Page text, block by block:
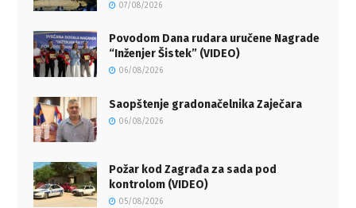
07/08/2026
Povodom Dana rudara uručene Nagrade
“Inženjer Šistek” (VIDEO)
06/08/2026
Saopštenje gradonačelnika Zaječara
06/08/2026
Požar kod Zagrađa za sada pod
kontrolom (VIDEO)
05/08/2026